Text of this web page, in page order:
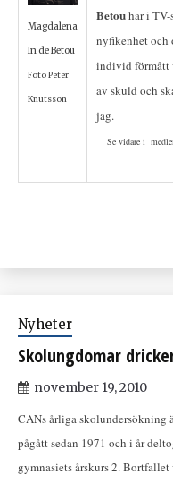
Magdalena
In de Betou
Foto Peter
Knutsson
Betouhar i TV-
nyfikenhet och
individ förmått
av skuld och
jag.
Se vidare i
Nyheter
Skolungdomar
november 19, 2010
CANs årliga skolundersökning
pågått sedan 1971 och i år
gymnasiets årskurs 2.